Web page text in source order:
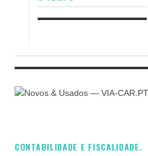
CONTABILIDADE E FISCALIDADE.